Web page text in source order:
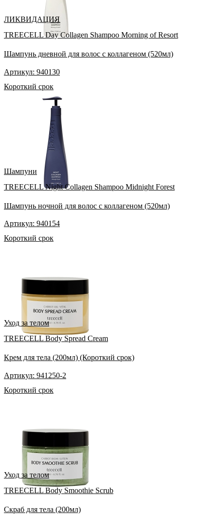
ЛИКВИДАЦИЯ
TREECELL Day Collagen Shampoo Morning of Resort
Шампунь дневной для волос с коллагеном (520мл)
Артикул: 940130
Короткий срок
Шампуни
TREECELL Night Collagen Shampoo Midnight Forest
Шампунь ночной для волос с коллагеном (520мл)
Артикул: 940154
Короткий срок
Уход за телом
TREECELL Body Spread Cream
Крем для тела (200мл) (Короткий срок)
Артикул: 941250-2
Короткий срок
Уход за телом
TREECELL Body Smoothie Scrub
Скраб для тела (200мл)